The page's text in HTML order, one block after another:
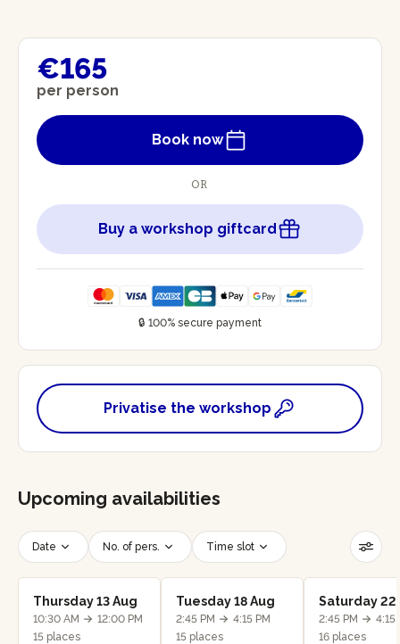
€165
per person
Book now
OR
Buy a workshop giftcard
🔒 100% secure payment
Privatise the workshop
Upcoming availabilities
Date No. of pers. Time slot
Reset filters
Thursday 13 Aug
10:30 AM
12:00 PM
15 places
Tuesday 18 Aug
2:45 PM
4:15 PM
15 places
Saturday 22
2:45 PM
4:15
16 places